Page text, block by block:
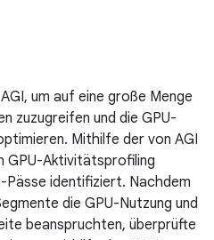
um auf eine große Menge
zuzugreifen und die GPU-
Mithilfe der von AGI
GPU-Aktivitätsprofiling
Pässe identifiziert. Nachdem
die GPU-Nutzung und
beanspruchten, überprüfte